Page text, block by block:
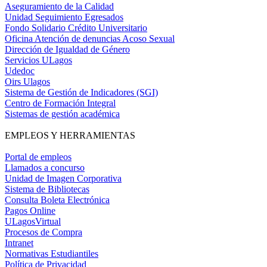
Aseguramiento de la Calidad
Unidad Seguimiento Egresados
Fondo Solidario Crédito Universitario
Oficina Atención de denuncias Acoso Sexual
Dirección de Igualdad de Género
Servicios ULagos
Udedoc
Oirs Ulagos
Sistema de Gestión de Indicadores (SGI)
Centro de Formación Integral
Sistemas de gestión académica
EMPLEOS Y HERRAMIENTAS
Portal de empleos
Llamados a concurso
Unidad de Imagen Corporativa
Sistema de Bibliotecas
Consulta Boleta Electrónica
Pagos Online
ULagosVirtual
Procesos de Compra
Intranet
Normativas Estudiantiles
Política de Privacidad